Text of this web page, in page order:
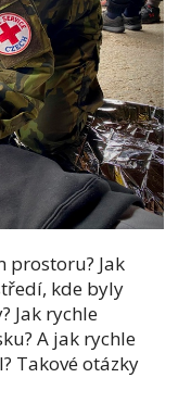
prostoru? Jak
kde byly
Jak rychle
A jak rychle
Takové otázky